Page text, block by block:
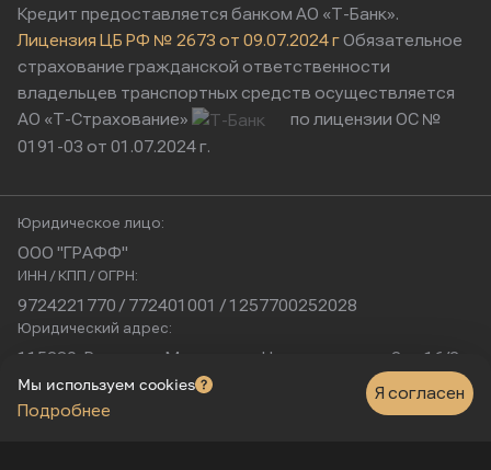
Кредит предоставляется банком АО «Т-Банк».
Лицензия ЦБ РФ № 2673 от 09.07.2024 гОбязательное
страхование гражданской ответственности
владельцев транспортных средств осуществляется
АО «Т-Страхование»
по лицензии ОС №
0191-03 от 01.07.2024 г.
Юридическое лицо:
ООО "ГРАФФ"
ИНН / КПП / ОГРН:
9724221770 / 772401001 / 1257700252028
Юридический адрес:
115230, Россия, г. Москва, ул. Нагатинская, д. 2, п. 16/2
Физический адрес:
г. Москва, Нагатинская улица, 16к1с5
Мы используем cookies
Подробнее
Я согласен